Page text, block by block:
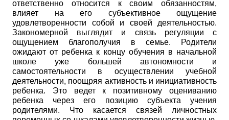
ответственно относится к своим обязанностям,
влияет на его субъективное ощущение
удовлетворенности собой и своей деятельностью.
Закономерной выглядит и связь регуляции с
ощущением благополучия в семье. Родители
ожидают от ребенка к концу обучения в начальной
школе уже большей автономности и
самостоятельности в осуществлении учебной
деятельности, поощряя активность и инициативность
ребенка. Это ведет к позитивному оцениванию
ребенка через его позицию субъекта учения
родителями. Что касается связей личностных